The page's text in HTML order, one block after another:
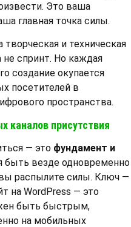
Это ваша
главная точка силы.
и техническая
спринт. Но каждая
создание окупается
посетителей в
пространства.
каналов присутствия
— это фундамент и
быть везде одновременно
вы распылите силы. Ключ —
на WordPress — это
быть быстрым,
на мобильных